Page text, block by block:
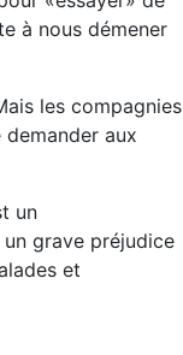
à nous démener
les compagnies
aux
un
grave préjudice
et